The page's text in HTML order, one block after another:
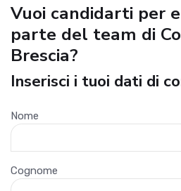
Vuoi candidarti per
parte del team di
Brescia?
Inserisci i tuoi dati di
Nome
Cognome